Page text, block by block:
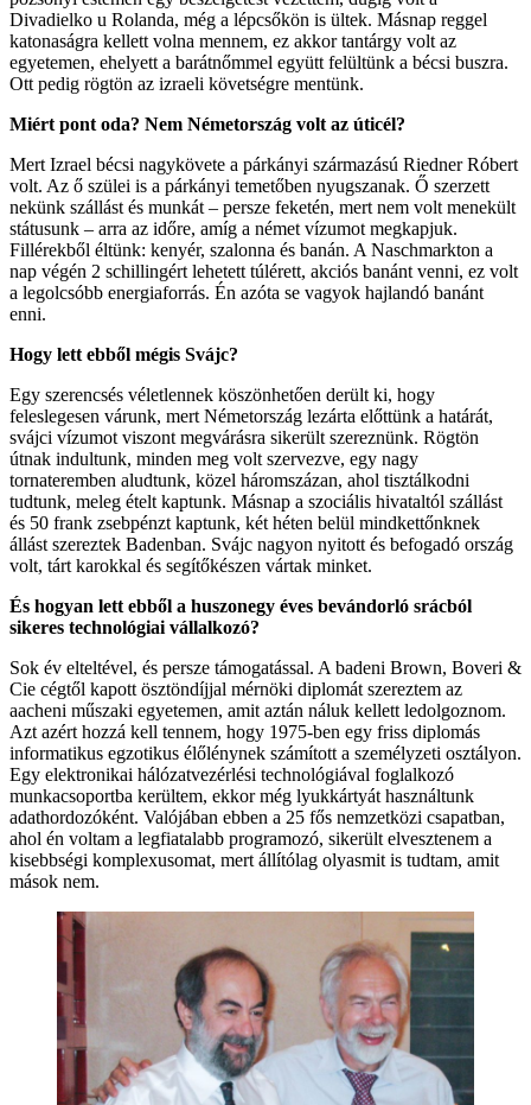
Divadielko u Rolanda, még a lépcsőkön is ültek. Másnap reggel
katonaságra kellett volna mennem, ez akkor tantárgy volt az
egyetemen, ehelyett a barátnőmmel együtt felültünk a bécsi buszra.
Ott pedig rögtön az izraeli követségre mentünk.
Miért pont oda? Nem Németország volt az úticél?
Mert Izrael bécsi nagykövete a párkányi származású Riedner Róbert
volt. Az ő szülei is a párkányi temetőben nyugszanak. Ő szerzett
nekünk szállást és munkát – persze feketén, mert nem volt menekült
státusunk – arra az időre, amíg a német vízumot megkapjuk.
Fillérekből éltünk: kenyér, szalonna és banán. A Naschmarkton a
nap végén 2 schillingért lehetett túlérett, akciós banánt venni, ez volt
a legolcsóbb energiaforrás. Én azóta se vagyok hajlandó banánt
enni.
Hogy lett ebből mégis Svájc?
Egy szerencsés véletlennek köszönhetően derült ki, hogy
feleslegesen várunk, mert Németország lezárta előttünk a határát,
svájci vízumot viszont megvárásra sikerült szereznünk. Rögtön
útnak indultunk, minden meg volt szervezve, egy nagy
tornateremben aludtunk, közel háromszázan, ahol tisztálkodni
tudtunk, meleg ételt kaptunk. Másnap a szociális hivataltól szállást
és 50 frank zsebpénzt kaptunk, két héten belül mindkettőnknek
állást szereztek Badenban. Svájc nagyon nyitott és befogadó ország
volt, tárt karokkal és segítőkészen vártak minket.
És hogyan lett ebből a huszonegy éves bevándorló srácból
sikeres technológiai vállalkozó?
Sok év elteltével, és persze támogatással. A badeni Brown, Boveri &
Cie cégtől kapott ösztöndíjjal mérnöki diplomát szereztem az
aacheni műszaki egyetemen, amit aztán náluk kellett ledolgoznom.
Azt azért hozzá kell tennem, hogy 1975-ben egy friss diplomás
informatikus egzotikus élőlénynek számított a személyzeti osztályon.
Egy elektronikai hálózatvezérlési technológiával foglalkozó
munkacsoportba kerültem, ekkor még lyukkártyát használtunk
adathordozóként. Valójában ebben a 25 fős nemzetközi csapatban,
ahol én voltam a legfiatalabb programozó, sikerült elvesztenem a
kisebbségi komplexusomat, mert állítólag olyasmit is tudtam, amit
mások nem.